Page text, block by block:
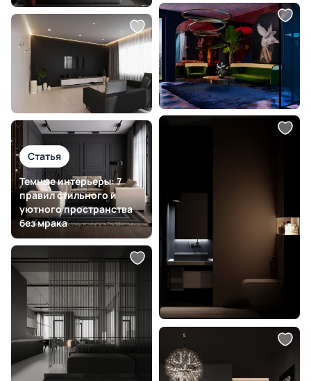
Статья
Темные интерьеры: 7
правил стильного и
уютного пространства
без мрака